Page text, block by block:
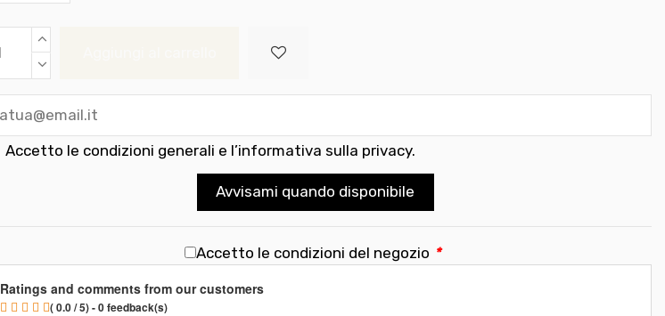
Accetto le condizioni generali e l’informativa sulla privacy.
Avvisami quando disponibile
Accetto le condizioni del negozio *
Ratings and comments from our customers
( 0.0 / 5) - 0 feedback(s)